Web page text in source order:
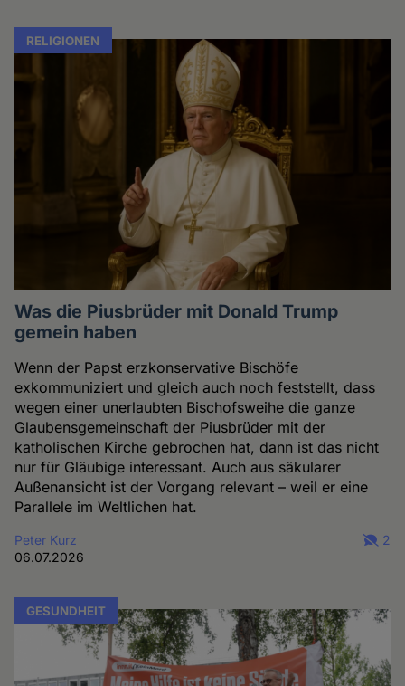
RELIGIONEN
Was die Piusbrüder mit Donald Trump
gemein haben
Wenn der Papst erzkonservative Bischöfe
exkommuniziert und gleich auch noch feststellt, dass
wegen einer unerlaubten Bischofsweihe die ganze
Glaubensgemeinschaft der Piusbrüder mit der
katholischen Kirche gebrochen hat, dann ist das nicht
nur für Gläubige interessant. Auch aus säkularer
Außenansicht ist der Vorgang relevant – weil er eine
Parallele im Weltlichen hat.
Peter Kurz
06.07.2026
2
GESUNDHEIT